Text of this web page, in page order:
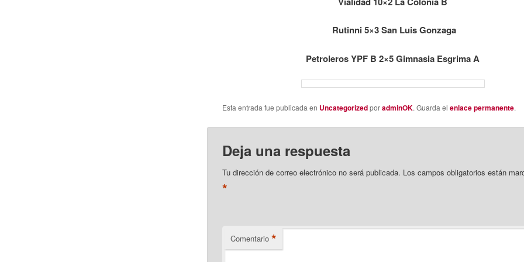
Rutinni 5×3 San Luis Gonzaga
Petroleros YPF B 2×5 Gimnasia Esgrima A
Esta entrada fue publicada en UncategorizedporadminOK. Guarda el enlace permanente.
Deja una respuesta
Tu dirección de correo electrónico no será publicada. Los campos obligatorios están
*
Comentario *